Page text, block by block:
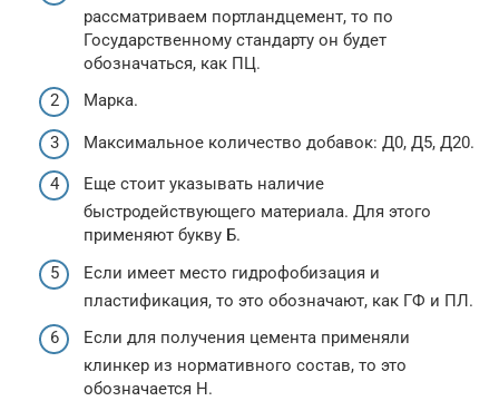
рассматриваем портландцемент, то по
Государственному стандарту он будет
обозначаться, как ПЦ.
Марка.
Максимальное количество добавок: Д0, Д5, Д20.
Еще стоит указывать наличие
быстродействующего материала. Для этого
применяют букву Б.
Если имеет место гидрофобизация и
пластификация, то это обозначают, как ГФ и ПЛ.
Если для получения цемента применяли
клинкер из нормативного состав, то это
обозначается Н.